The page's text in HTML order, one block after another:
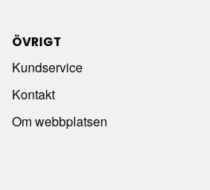
ÖVRIGT
Kundservice
Kontakt
Om webbplatsen